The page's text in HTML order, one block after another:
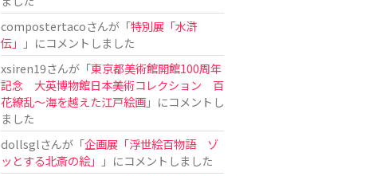
compostertacoさんが「特別展「水滸
伝」
」にコメントしました
xsiren19さんが「東京都美術館開館100周年
記念 大英博物館日本美術コレクション 百
花繚乱～海を越えた江戸絵画」にコメントし
ました
dollsglさんが「企画展「浮世絵百物語 ゾ
ッとする北斎の絵」
」にコメントしました